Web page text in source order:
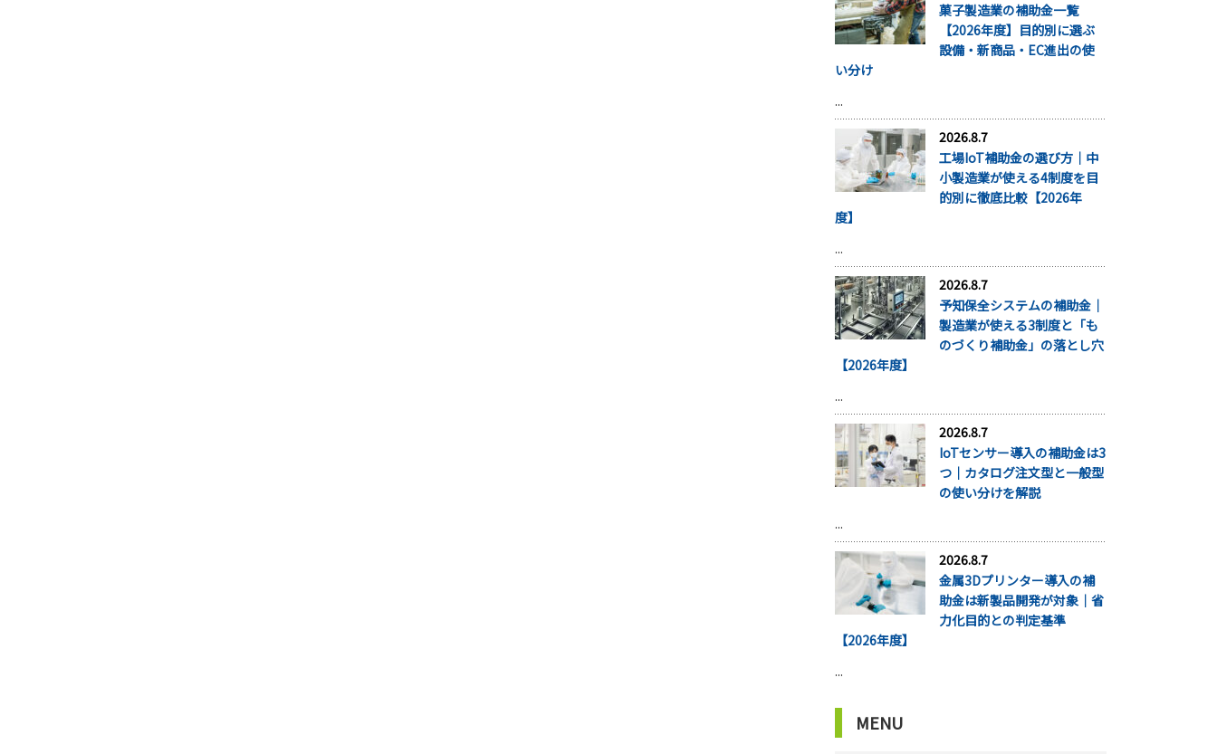
菓子製造業の補助金一覧
【2026年度】目的別に選ぶ
設備・新商品・EC進出の使
い分け
...
2026.8.7
工場IoT補助金の選び方｜中
小製造業が使える4制度を目
的別に徹底比較【2026年
度】
...
2026.8.7
予知保全システムの補助金｜
製造業が使える3制度と「も
のづくり補助金」の落とし穴
【2026年度】
...
2026.8.7
IoTセンサー導入の補助金は3
つ｜カタログ注文型と一般型
の使い分けを解説
...
2026.8.7
金属3Dプリンター導入の補
助金は新製品開発が対象｜省
力化目的との判定基準
【2026年度】
...
MENU